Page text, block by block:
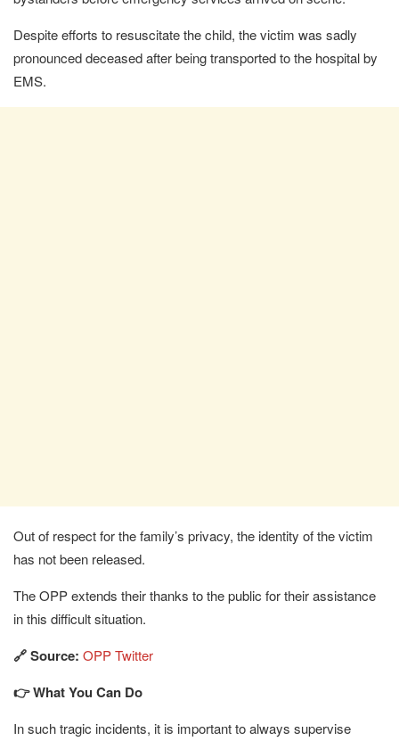
Despite efforts to resuscitate the child, the victim was sadly
pronounced deceased after being transported to the hospital by
EMS.
Out of respect for the family’s privacy, the identity of the victim
has not been released.
The OPP extends their thanks to the public for their assistance
in this difficult situation.
🔗 Source: OPP Twitter
👉 What You Can Do
In such tragic incidents, it is important to always supervise